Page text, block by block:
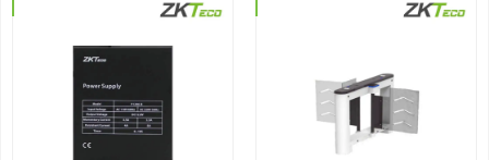
Cách thức hoạt động
Số lượng đầu ra
2 (1 rơ le điều khiển cửa, 1 rơ le đầu